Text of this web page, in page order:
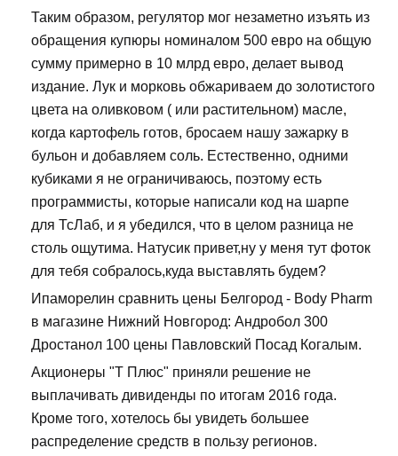
Таким образом, регулятор мог незаметно изъять из
обращения купюры номиналом 500 евро на общую
сумму примерно в 10 млрд евро, делает вывод
издание. Лук и морковь обжариваем до золотистого
цвета на оливковом ( или растительном) масле,
когда картофель готов, бросаем нашу зажарку в
бульон и добавляем соль. Естественно, одними
кубиками я не ограничиваюсь, поэтому есть
программисты, которые написали код на шарпе
для ТсЛаб, и я убедился, что в целом разница не
столь ощутима. Натусик привет,ну у меня тут фоток
для тебя собралось,куда выставлять будем?
Ипаморелин сравнить цены Белгород - Body Pharm
в магазине Нижний Новгород: Андробол 300
Дростанол 100 цены Павловский Посад Когалым.
Акционеры "Т Плюс" приняли решение не
выплачивать дивиденды по итогам 2016 года.
Кроме того, хотелось бы увидеть большее
распределение средств в пользу регионов.